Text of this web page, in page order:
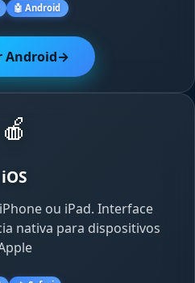
🤖 Android
Android→
🍎
iOS
ou iPad. Interface
nativa para dispositivos